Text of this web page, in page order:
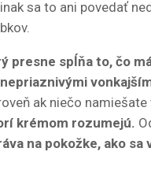
sa to ani povedať
presne spĺňa to, čo
ak niečo
krémom rozumejú.
na pokožke, ako